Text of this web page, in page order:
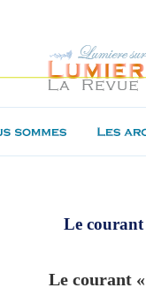
Le
Le courant